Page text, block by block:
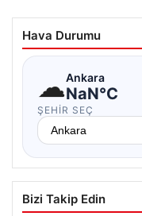
Hava Durumu
☁Ankara
NaN°C
ŞEHIR SEÇ
Bizi Takip Edin